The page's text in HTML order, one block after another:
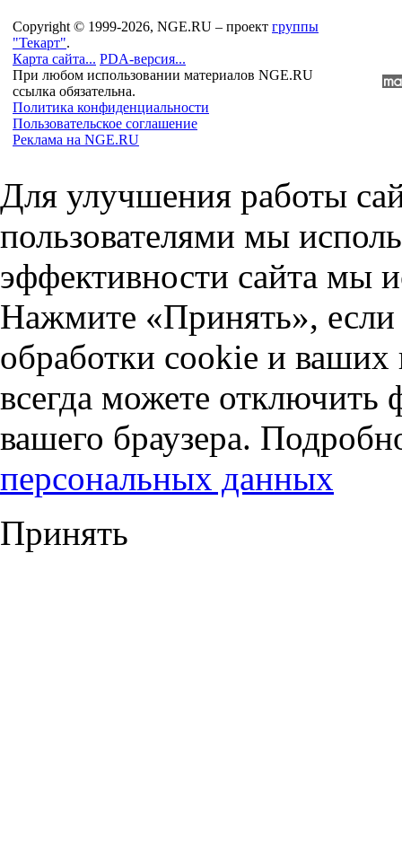
Copyright © 1999-2026, NGE.RU – проект группы
"Текарт".
Карта сайта... PDA-версия...
При любом использовании материалов NGE.RU
ссылка обязательна.
Политика конфиденциальности
Пользовательское соглашение
Реклама на NGE.RU
Для улучшения работы
пользователями мы
эффективности сайта мы
Нажмите «Принять», если
обработки cookie и
всегда можете отключить
вашего браузера.
персональных данных
Принять